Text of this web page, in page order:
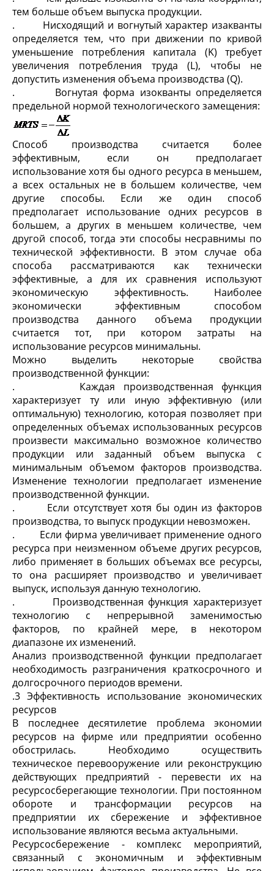
тем больше объем выпуска продукции.
. Нисходящий и вогнутый характер изакванты
определяется тем, что при движении по кривой
уменьшение потребления капитала (K) требует
увеличения потребления труда (L), чтобы не
допустить изменения объема производства (Q).
. Вогнутая форма изокванты определяется
предельной нормой технологического замещения:
Способ производства считается более
эффективным, если он предполагает
использование хотя бы одного ресурса в меньшем,
а всех остальных не в большем количестве, чем
другие способы. Если же один способ
предполагает использование одних ресурсов в
большем, а других в меньшем количестве, чем
другой способ, тогда эти способы несравнимы по
технической эффективности. В этом случае оба
способа рассматриваются как технически
эффективные, а для их сравнения используют
экономическую эффективность. Наиболее
экономически эффективным способом
производства данного объема продукции
считается тот, при котором затраты на
использование ресурсов минимальны.
Можно выделить некоторые свойства
производственной функции:
. Каждая производственная функция
характеризует ту или иную эффективную (или
оптимальную) технологию, которая позволяет при
определенных объемах использованных ресурсов
произвести максимально возможное количество
продукции или заданный объем выпуска с
минимальным объемом факторов производства.
Изменение технологии предполагает изменение
производственной функции.
. Если отсутствует хотя бы один из факторов
производства, то выпуск продукции невозможен.
. Если фирма увеличивает применение одного
ресурса при неизменном объеме других ресурсов,
либо применяет в больших объемах все ресурсы,
то она расширяет производство и увеличивает
выпуск, используя данную технологию.
. Производственная функция характеризует
технологию с непрерывной заменимостью
факторов, по крайней мере, в некотором
диапазоне их изменений.
Анализ производственной функции предполагает
необходимость разграничения краткосрочного и
долгосрочного периодов времени.
.3 Эффективность использование экономических
ресурсов
В последнее десятилетие проблема экономии
ресурсов на фирме или предприятии особенно
обострилась. Необходимо осуществить
техническое перевооружение или реконструкцию
действующих предприятий - перевести их на
ресурсосберегающие технологии. При постоянном
обороте и трансформации ресурсов на
предприятии их сбережение и эффективное
использование являются весьма актуальными.
Ресурсосбережение - комплекс мероприятий,
связанный с экономичным и эффективным